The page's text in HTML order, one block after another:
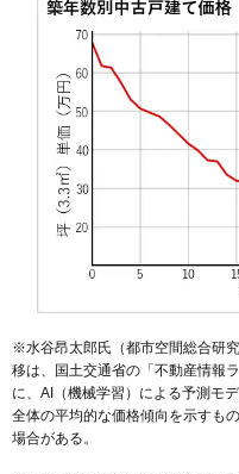
※水谷昂太郎氏（都市空間総合研
移は、国土交通省の「 不動産情報
に、AI（機械学習）による予測モ
全体の平均的な価格傾向を示すも
場合がある。
（大字なし）
末広町
住吉町
二ツ井町
二ツ井町荷上場
東能代駅 二ツ井駅